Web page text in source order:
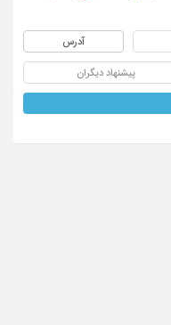
آدرس
پیشنهاد دیگران